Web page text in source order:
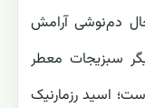
دم‌نوشی آرامش
سبزیجات معطر
اسید رزمارنیک